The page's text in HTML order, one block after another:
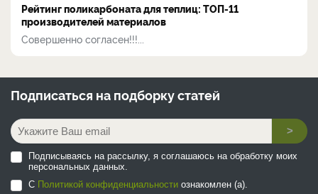
Рейтинг поликарбоната для теплиц: ТОП-11
производителей материалов
Совершенно согласен!!!...
Подписаться на подборку статей
>
Подписываясь на рассылку, я соглашаюсь на обработку моих
персональных данных.
С Политикой конфиденциальности ознакомлен (а).